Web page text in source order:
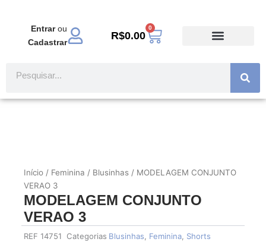
Entrarou
Cadastrar
R$0.00
0
Carrinho
Início / Feminina / Blusinhas / MODELAGEM CONJUNTO
VERAO 3
MODELAGEM CONJUNTO
VERAO 3
REF 14751 Categorias Blusinhas Feminina Shorts